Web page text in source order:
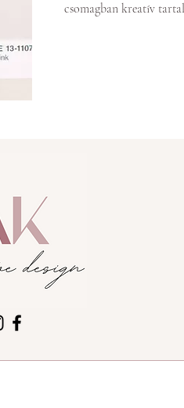
csomagban kreatív